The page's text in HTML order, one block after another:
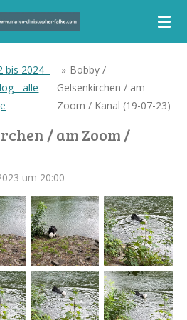
bis 2024 -
- alle
» Bobby /
Gelsenkirchen / am
Zoom / Kanal (19-07-23)
/ am Zoom /
um 20:00